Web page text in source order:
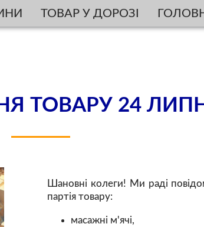
ТОВАР У ДОРОЗІ
ТОВАРУ 24
Шановні колеги! Ми раді
партія товару:
масажні м'ячі,